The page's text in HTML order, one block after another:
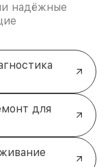
—
—
при нажатии.
— пыль
для
в
надёжные
для